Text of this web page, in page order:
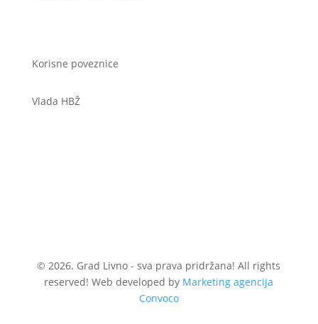
Korisne poveznice
Vlada HBŽ
© 2026. Grad Livno - sva prava pridržana! All rights
reserved! Web developed by Marketing agencija
Convoco